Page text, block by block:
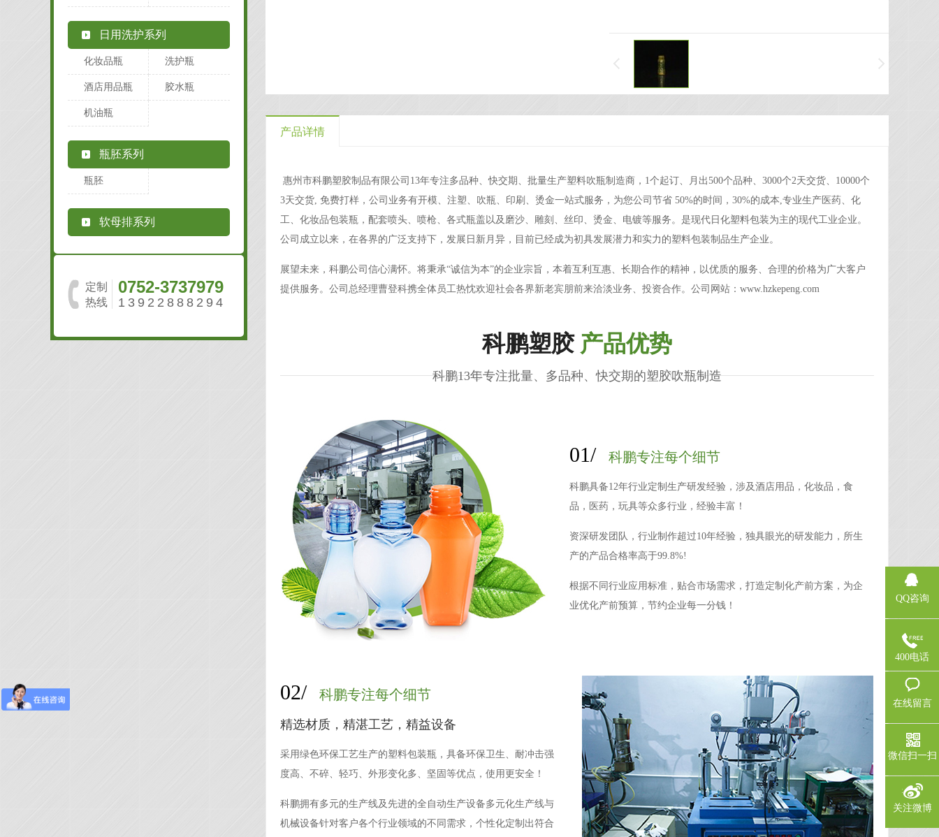
日用洗护系列
化妆品瓶 洗护瓶
酒店用品瓶 胶水瓶
机油瓶
瓶胚系列
瓶胚
软母排系列
定制
热线
0752-3737979
13922888294
产品详情
惠州市科鹏塑胶制品有限公司13年专注多品种、快交期、批量生产塑料吹瓶制造商，1个起订、月出500个品种、3000个2天交货、10000个
3天交货, 免费打样，公司业务有开模、注塑、吹瓶、印刷、烫金一站式服务，为您公司节省 50%的时间， 30%的成本,专业生产医药、化
工、化妆品包装瓶，配套喷头、喷枪、各式瓶盖以及磨沙、雕刻、丝印、烫金、电镀等服务。是现代日化塑料包装为主的现代工业企业。
公司成立以来，在各界的广泛支持下，发展日新月异，目前已经成为初具发展潜力和实力的塑料包装制品生产企业。
展望未来，科鹏公司信心满怀。将秉承“诚信为本”的企业宗旨，本着互利互惠、长期合作的精神，以优质的服务、合理的价格为广大客户
提供服务。公司总经理曹登科携全体员工热忱欢迎社会各界新老宾朋前来洽淡业务、投资合作。公司网站： www.hzkepeng.com
科鹏塑胶 产品优势
科鹏13年专注批量、多品种、快交期的塑胶吹瓶制造
01/ 科鹏专注每个细节
科鹏具备12年行业定制生产研发经验，涉及酒店用品，化妆品，食
品，医药，玩具等众多行业，经验丰富！
资深研发团队，行业制作超过10年经验，独具眼光的研发能力，所生
产的产品合格率高于99.8%!
根据不同行业应用标准，贴合市场需求，打造定制化产前方案，为企
业优化产前预算，节约企业每一分钱！
02/ 科鹏专注每个细节
精选材质，精湛工艺，精益设备
采用绿色环保工艺生产的塑料包装瓶，具备环保卫生、耐冲击强
度高、不碎、轻巧、外形变化多、坚固等优点，使用更安全！
科鹏拥有多元的生产线及先进的全自动生产设备多元化生产线与
机械设备针对客户各个行业领域的不同需求，个性化定制出符合
QQ咨询
400电话
在线留言
微信扫一扫
关注微博